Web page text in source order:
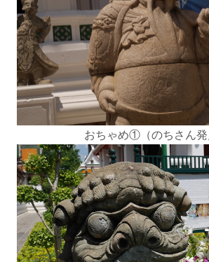
おちゃめ①（のちさん発